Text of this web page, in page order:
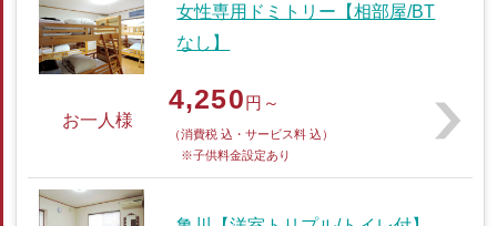
女性専用ドミトリー【相部屋/BT
なし】
お一人様
4,250円～
（消費税 込・サービス料 込）
※子供料金設定あり